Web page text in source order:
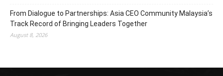
From Dialogue to Partnerships: Asia CEO Community Malaysia’s
Track Record of Bringing Leaders Together
August 8, 2026